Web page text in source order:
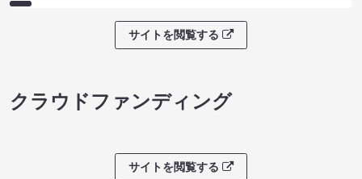
サイトを閲覧する
クラウドファンディング
サイトを閲覧する